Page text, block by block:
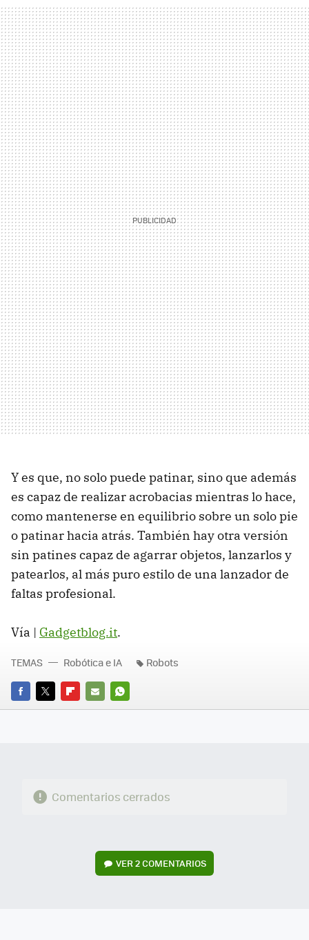
Y es que, no solo puede patinar, sino que además
es capaz de realizar acrobacias mientras lo hace,
como mantenerse en equilibrio sobre un solo pie
o patinar hacia atrás. También hay otra versión
sin patines capaz de agarrar objetos, lanzarlos y
patearlos, al más puro estilo de una lanzador de
faltas profesional.
Vía | Gadgetblog.it.
FACEBOOK
TWITTERFLIPBOARD
E-
WHATSAPP
TEMAS Robótica e IA Robots
Comentarios cerrados
VER2 COMENTARIOS